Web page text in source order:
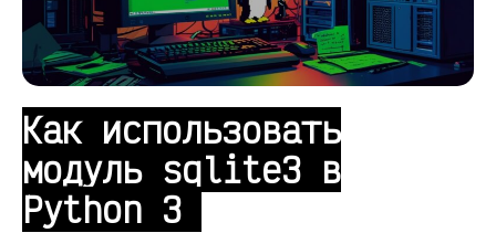
Как использовать
модуль sqlite3 в
Python 3